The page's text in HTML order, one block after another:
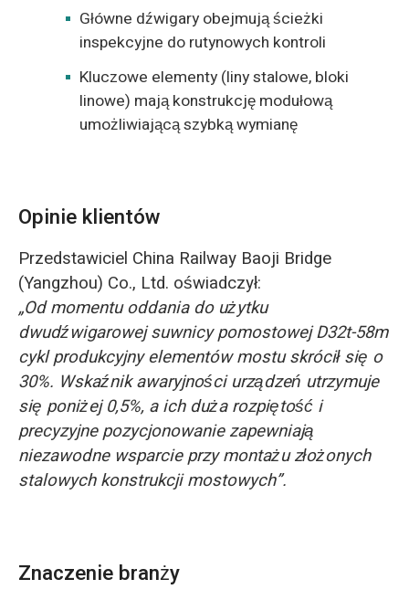
Główne dźwigary obejmują ścieżki
inspekcyjne do rutynowych kontroli
Kluczowe elementy (liny stalowe, bloki
linowe) mają konstrukcję modułową
umożliwiającą szybką wymianę
Opinie klientów
Przedstawiciel China Railway Baoji Bridge
(Yangzhou) Co., Ltd. oświadczył:
„Od momentu oddania do użytku
dwudźwigarowej suwnicy pomostowej D32t-58m
cykl produkcyjny elementów mostu skrócił się o
30%. Wskaźnik awaryjności urządzeń utrzymuje
się poniżej 0,5%, a ich duża rozpiętość i
precyzyjne pozycjonowanie zapewniają
niezawodne wsparcie przy montażu złożonych
stalowych konstrukcji mostowych”.
Znaczenie branży